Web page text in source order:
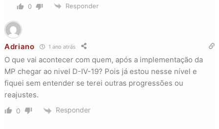
0 Responder
Adriano 1 ano atrás
O que vai acontecer com quem, após a implementação da
MP chegar ao nivel D-IV-19? Pois já estou nesse nível e
fiquei sem entender se terei outras progressões ou
reajustes.
0 Responder